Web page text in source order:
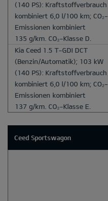
(140 PS): Kraftstoffverbrauch
kombiniert 6,0 l/100 km; CO₂-
Emissionen kombiniert
135 g/km. CO₂-Klasse D.
Kia Ceed 1.5 T-GDI DCT
(Benzin/Automatik); 103 kW
(140 PS): Kraftstoffverbrauch
kombiniert 6,0 l/100 km; CO₂-
Emissionen kombiniert
137 g/km. CO₂-Klasse E.
Ceed Sportswagon